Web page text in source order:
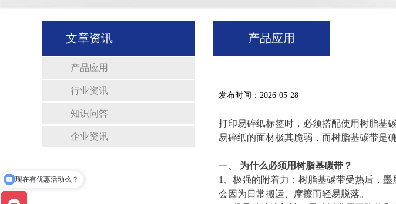
文章资讯
产品应用
行业资讯
知识问答
企业资讯
产品应用
发布时间：2026-05-28
打印易碎纸标签时，必须搭配使用树脂基碳
易碎纸的面材极其脆弱，而树脂基碳带是
一、 为什么必须用树脂基碳带？
1、极强的附着力：树脂基碳带受热后，
会因为日常搬运、摩擦而轻易脱落。
可以介绍下你们的产品么？